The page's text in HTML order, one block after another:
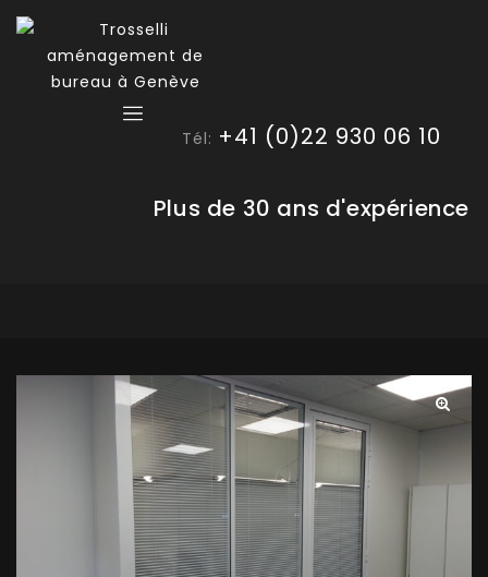
Tél: +41 (0)22 930 06 10
Plus de 30 ans d'expérience